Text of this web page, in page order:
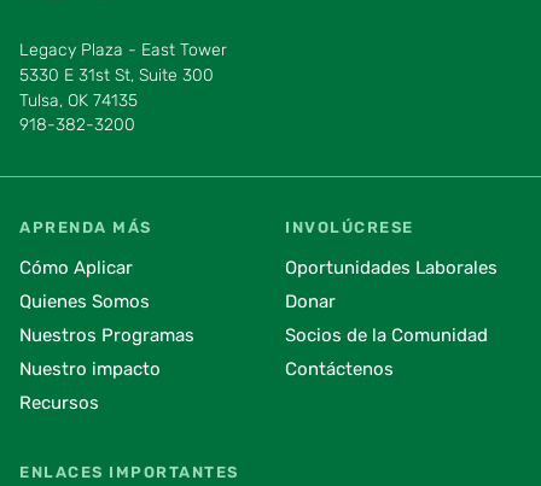
Legacy Plaza - East Tower
5330 E 31st St, Suite 300
Tulsa, OK 74135
918-382-3200
ENLACES IMPORTANTES
APRENDA MÁS
Cómo Aplicar
Quienes Somos
Nuestros Programas
Nuestro impacto
Recursos
INVOLÚCRESE
Oportunidades Laborales
Donar
Socios de la Comunidad
Contáctenos